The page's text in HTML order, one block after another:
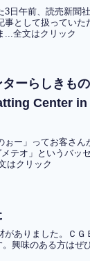
日午前、読売新聞
として扱ってい
...全文はクリック
ーらしきも
Center
ぉー」ってお客さ
テオ」というバ
はクリック
ありました。ＣＧ
興味のある方はぜ